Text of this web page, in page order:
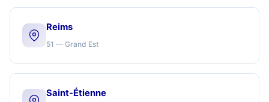
Reims
51 — Grand Est
Saint-Étienne